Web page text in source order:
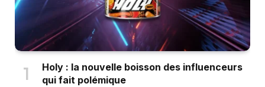
Holy : la nouvelle boisson des influenceurs
qui fait polémique